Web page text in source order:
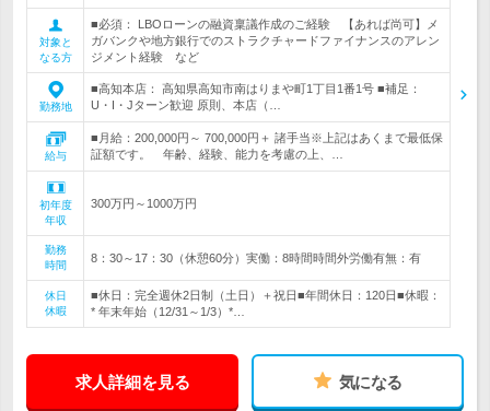
対象と
なる方
■必須： LBOローンの融資稟議作成のご経験 【あれば尚可】メ
ガバンクや地方銀行でのストラクチャードファイナンスのアレン
ジメント経験 など
勤務地
■高知本店： 高知県高知市南はりまや町1丁目1番1号 ■補足：
U・I・Jターン歓迎 原則、本店（…
給与
■月給：200,000円～ 700,000円＋ 諸手当※上記はあくまで最低保
証額です。 年齢、経験、能力を考慮の上、…
初年度
年収
300万円～1000万円
勤務
時間
8：30～17：30（休憩60分）実働：8時間時間外労働有無：有
休日
休暇
■休日：完全週休2日制（土日）＋祝日■年間休日：120日■休暇：
* 年末年始（12/31～1/3）*…
求人詳細を見る 気になる